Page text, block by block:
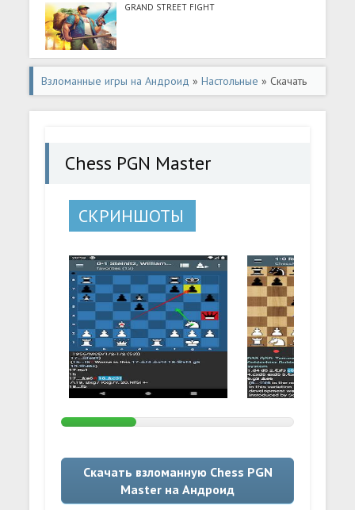
GRAND STREET FIGHT
Взломанные игры на Андроид »Настольные » Скачать
Chess PGN Master (Много монет) на Андроид
Chess PGN Master
СКРИНШОТЫ
Скачать взломанную Chess PGN
Master на Андроид